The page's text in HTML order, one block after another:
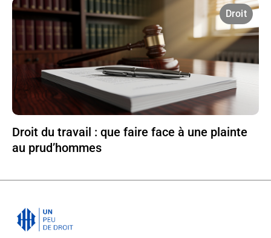
Droit
Droit du travail : que faire face à une plainte
au prud’hommes